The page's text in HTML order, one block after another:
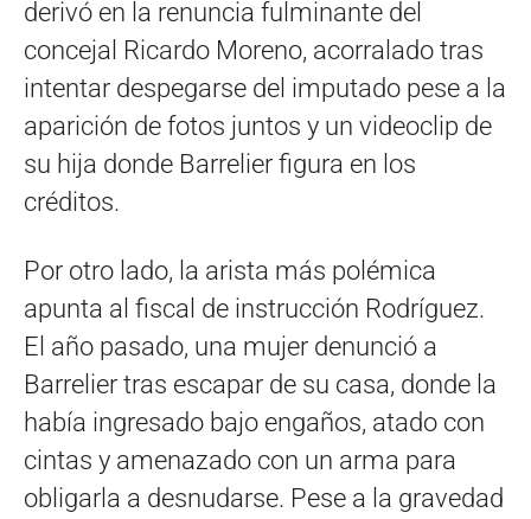
derivó en la renuncia fulminante del
concejal Ricardo Moreno, acorralado tras
intentar despegarse del imputado pese a la
aparición de fotos juntos y un videoclip de
su hija donde Barrelier figura en los
créditos.
Por otro lado, la arista más polémica
apunta al fiscal de instrucción Rodríguez.
El año pasado, una mujer denunció a
Barrelier tras escapar de su casa, donde la
había ingresado bajo engaños, atado con
cintas y amenazado con un arma para
obligarla a desnudarse. Pese a la gravedad